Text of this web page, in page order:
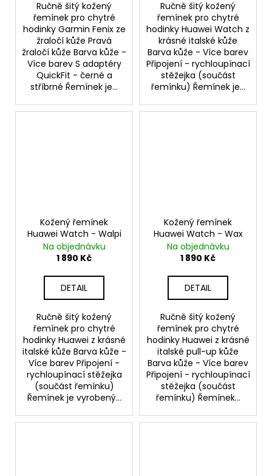
Ručně šitý kožený
řemínek pro chytré
hodinky Garmin Fenix ze
žraločí kůže Pravá
žraločí kůže Barva kůže -
Více barev S adaptéry
QuickFit - černé a
stříbrné Řemínek je...
Ručně šitý kožený
řemínek pro chytré
hodinky Huawei Watch z
krásné italské kůže
Barva kůže - Více barev
Připojení - rychloupínací
stěžejka (součást
řemínku) Řemínek je...
Kožený řemínek
Huawei Watch - Walpi
Na objednávku
1 890 Kč
DETAIL
Ručně šitý kožený
řemínek pro chytré
hodinky Huawei z krásné
italské kůže Barva kůže -
Více barev Připojení -
rychloupínací stěžejka
(součást řemínku)
Řemínek je vyrobený...
Kožený řemínek
Huawei Watch - Wax
Na objednávku
1 890 Kč
DETAIL
Ručně šitý kožený
řemínek pro chytré
hodinky Huawei z krásné
italské pull-up kůže
Barva kůže - Více barev
Připojení - rychloupínací
stěžejka (součást
řemínku) Řemínek...